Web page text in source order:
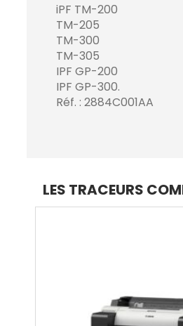
iPF TM-200
TM-205
TM-300
TM-305
IPF GP-200
IPF GP-300.
Réf. : 2884C001AA
LES TRACEURS